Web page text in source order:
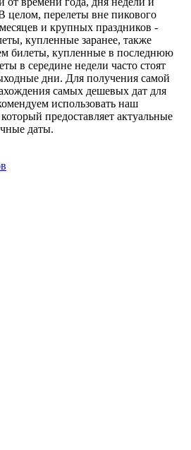
целом, перелеты вне пикового
и крупных праздников -
купленные заранее, также
билеты, купленные в последнюю
в середине недели часто стоят
дни. Для получения самой
самых дешевых дат для
использовать наш
предоставляет актуальные
даты.